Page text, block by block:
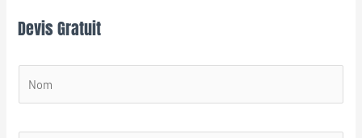
Devis Gratuit